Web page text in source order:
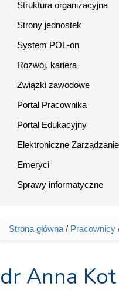
Struktura organizacyjna
Strony jednostek
System POL-on
Rozwój, kariera
Związki zawodowe
Portal Pracownika
Portal Edukacyjny
Elektroniczne
Emeryci
Sprawy informatyczne
Jesteś tutaj
Strona główna / Pracownicy
dr Anna Kot